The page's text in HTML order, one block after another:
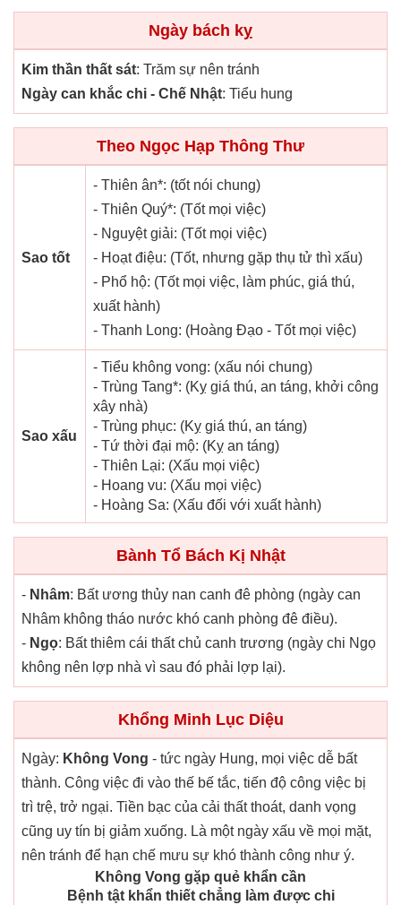
Ngày bách kỵ
Kim thần thất sát: Trăm sự nên tránh
Ngày can khắc chi - Chế Nhật: Tiểu hung
Theo Ngọc Hạp Thông Thư
Sao tốt
- Thiên ân*: (tốt nói chung)
- Thiên Quý*: (Tốt mọi việc)
- Nguyệt giải: (Tốt mọi việc)
- Hoạt điệu: (Tốt, nhưng gặp thụ tử thì xấu)
- Phổ hộ: (Tốt mọi việc, làm phúc, giá thú,
xuất hành)
- Thanh Long: (Hoàng Đạo - Tốt mọi việc)
Sao xấu
- Tiểu không vong: (xấu nói chung)
- Trùng Tang*: (Kỵ giá thú, an táng, khởi công
xây nhà)
- Trùng phục: (Kỵ giá thú, an táng)
- Tứ thời đại mộ: (Kỵ an táng)
- Thiên Lại: (Xấu mọi việc)
- Hoang vu: (Xấu mọi việc)
- Hoàng Sa: (Xấu đối với xuất hành)
Bành Tổ Bách Kị Nhật
- Nhâm: Bất ương thủy nan canh đê phòng (ngày can
Nhâm không tháo nước khó canh phòng đê điều).
- Ngọ: Bất thiêm cái thất chủ canh trương (ngày chi Ngọ
không nên lợp nhà vì sau đó phải lợp lại).
Khổng Minh Lục Diệu
Ngày: Không Vong - tức ngày Hung, mọi việc dễ bất
thành. Công việc đi vào thế bế tắc, tiến độ công việc bị
trì trệ, trở ngại. Tiền bạc của cải thất thoát, danh vọng
cũng uy tín bị giảm xuống. Là một ngày xấu về mọi mặt,
nên tránh để hạn chế mưu sự khó thành công như ý.
Không Vong gặp quẻ khẩn cần
Bệnh tật khẩn thiết chẳng làm được chi